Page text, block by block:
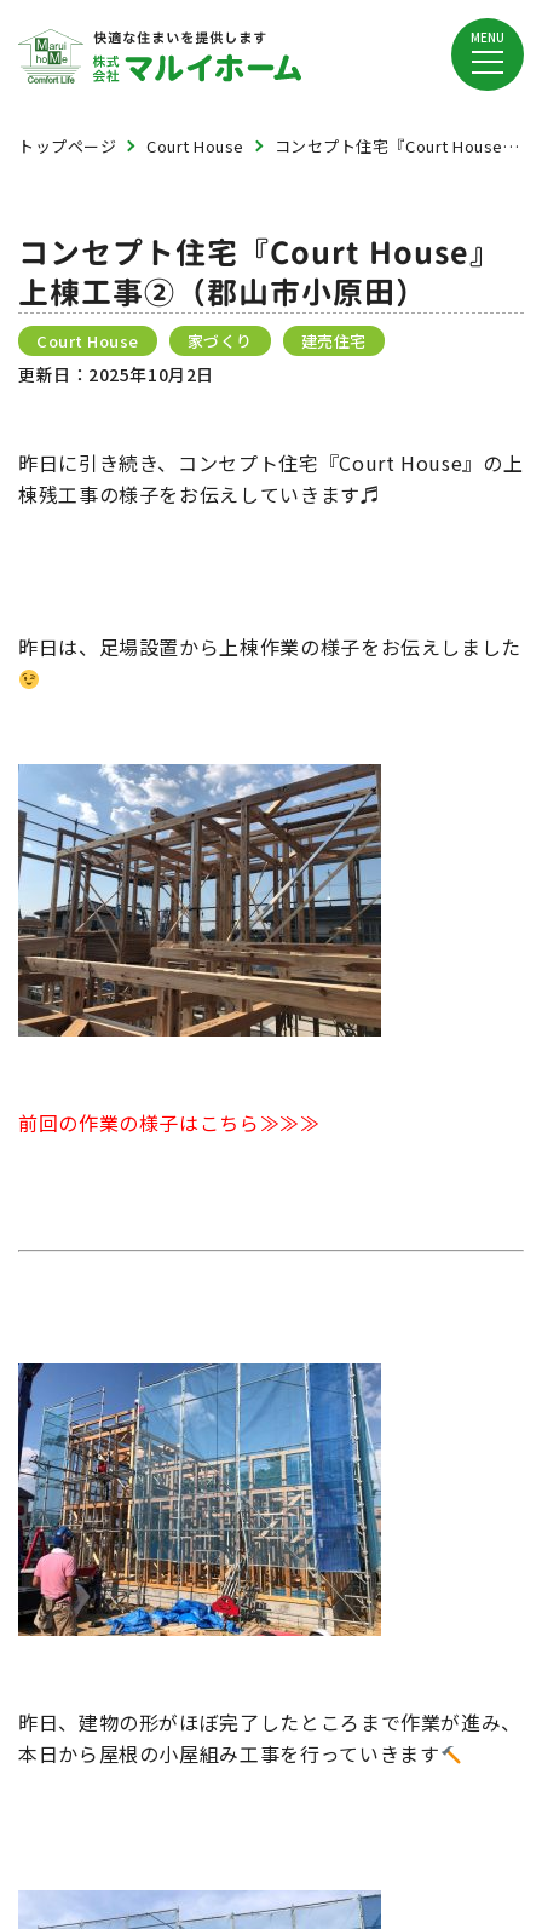
MENU
トップページ Court House コンセプト住宅『Court House』上棟工事②（郡山市小原田）
コンセプト住宅『Court House』
上棟工事②（郡山市小原田）
Court House 家づくり 建売住宅
更新日： 2025年10月2日
昨日に引き続き、コンセプト住宅『Court House』の上
棟残工事の様子をお伝えしていきます♬
昨日は、足場設置から上棟作業の様子をお伝えしました
前回の作業の様子はこちら≫≫≫
昨日、建物の形がほぼ完了したところまで作業が進み、
本日から屋根の小屋組み工事を行っていきます